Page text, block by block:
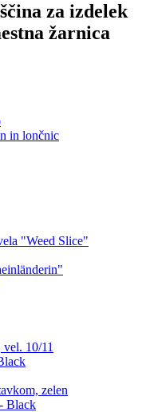
za izdelek
žarnica
in lončnic
"Weed Slice"
10/11
zelen
Black